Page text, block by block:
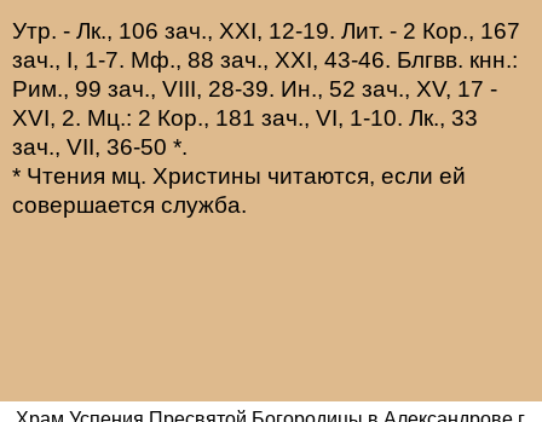
Утр. - Лк., 106 зач., XXI, 12-19. Лит. - 2 Кор., 167
зач., I, 1-7. Мф., 88 зач., XXI, 43-46. Блгвв. кнн.:
Рим., 99 зач., VIII, 28-39. Ин., 52 зач., XV, 17 -
XVI, 2. Мц.: 2 Кор., 181 зач., VI, 1-10. Лк., 33
зач., VII, 36-50 *.
* Чтения мц. Христины читаются, если ей
совершается служба.